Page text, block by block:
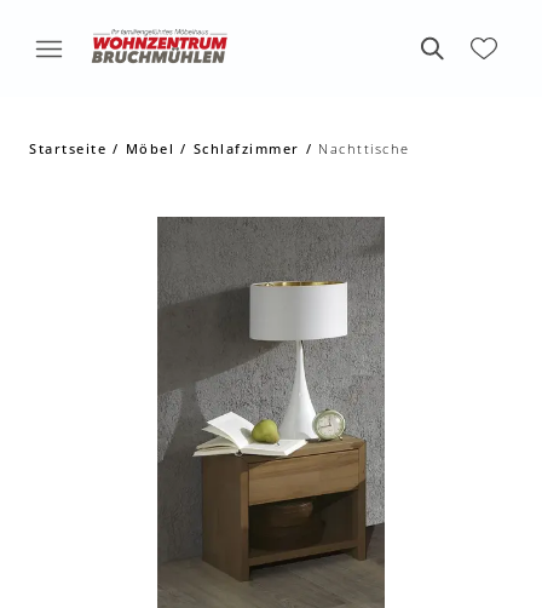
Startseite Möbel Schlafzimmer Nachttische